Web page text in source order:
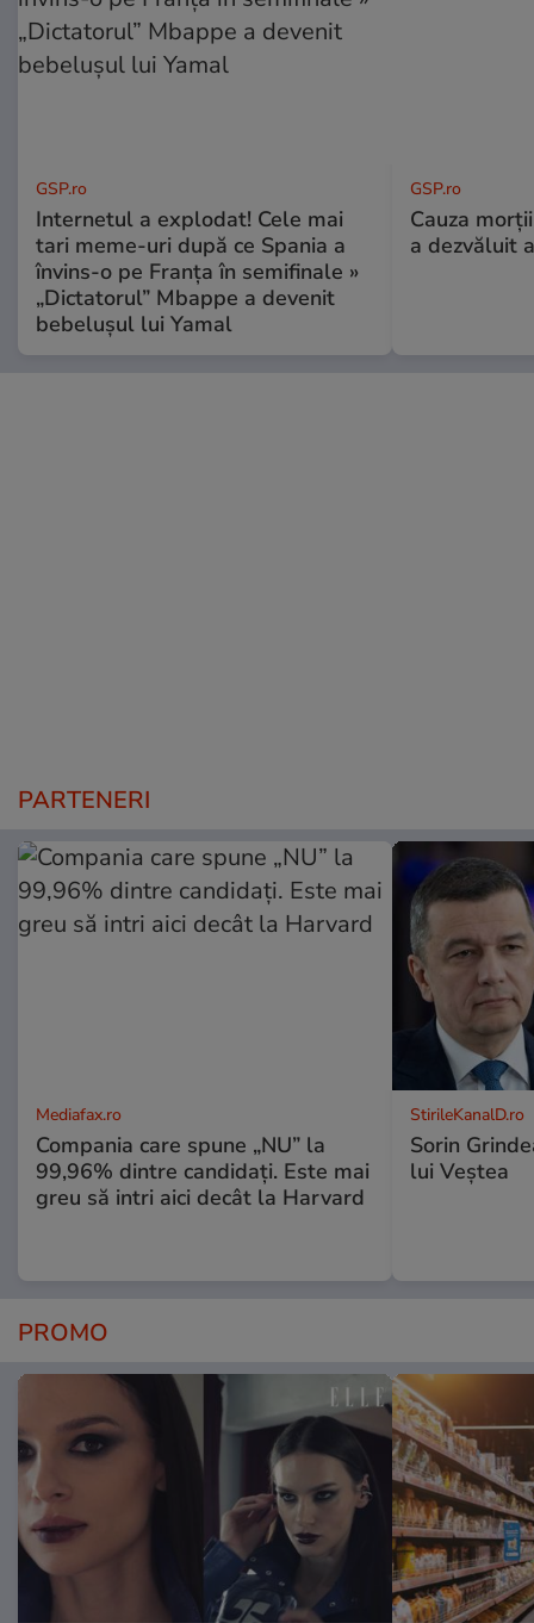
GSP.ro
Internetul a explodat! Cele mai
tari meme-uri după ce Spania a
învins-o pe Franța în semifinale »
„Dictatorul” Mbappe a devenit
bebelușul lui Yamal
GSP.ro
Cauza
a dezvăluit
PARTENERI
Mediafax.ro
Compania care spune „NU” la
99,96% dintre candidați. Este mai
greu să intri aici decât la Harvard
StirileKanalD.ro
Sorin
lui Veștea
PROMO